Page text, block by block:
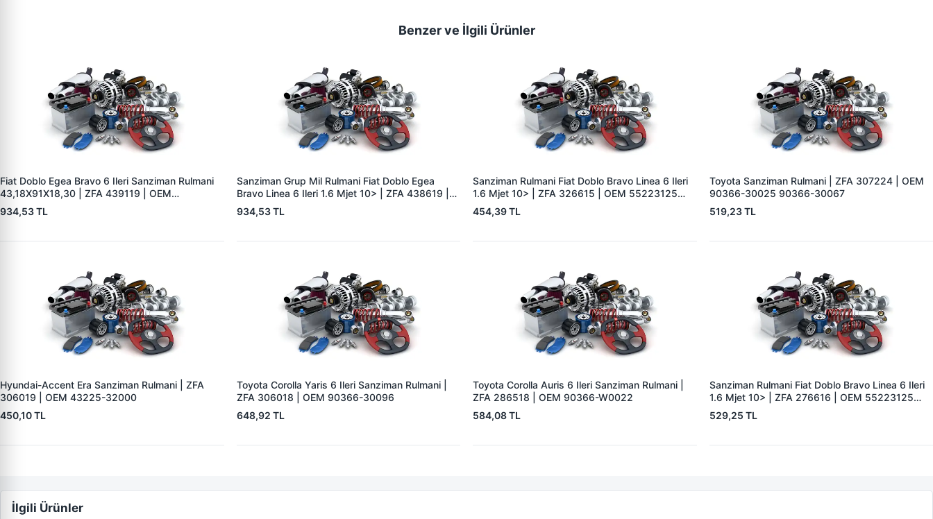
Benzer ve İlgili Ürünler
Fiat Doblo Egea Bravo 6 Ileri Sanziman Rulmani
43,18X91X18,30 | ZFA 439119 | OEM
55246900 STA4391UR2
934,53 TL
Sanziman Grup Mil Rulmani Fiat Doblo Egea
Bravo Linea 6 Ileri 1.6 Mjet 10> | ZFA 438619 |
OEM 46340286 46356839 55246901
934,53 TL
Sanziman Rulmani Fiat Doblo Bravo Linea 6 Ileri
1.6 Mjet 10> | ZFA 326615 | OEM 55223125
46340288
454,39 TL
Toyota Sanziman Rulmani | ZFA 307224 | OEM
90366-30025 90366-30067
519,23 TL
Hyundai-Accent Era Sanziman Rulmani | ZFA
306019 | OEM 43225-32000
450,10 TL
Toyota Corolla Yaris 6 Ileri Sanziman Rulmani |
ZFA 306018 | OEM 90366-30096
648,92 TL
Toyota Corolla Auris 6 Ileri Sanziman Rulmani |
ZFA 286518 | OEM 90366-W0022
584,08 TL
Sanziman Rulmani Fiat Doblo Bravo Linea 6 Ileri
1.6 Mjet 10> | ZFA 276616 | OEM 55223125
46340288
529,25 TL
İlgili Ürünler